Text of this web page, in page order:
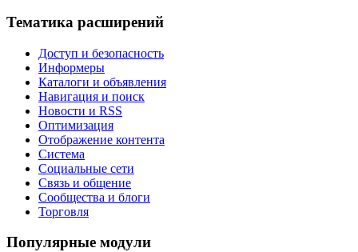
Тематика расширений
Доступ и безопасность
Информеры
Каталоги и объявления
Навигация и поиск
Новости и RSS
Оптимизация
Отображение контента
Система
Социальные сети
Связь и общение
Сообщества и блоги
Торговля
Популярные модули